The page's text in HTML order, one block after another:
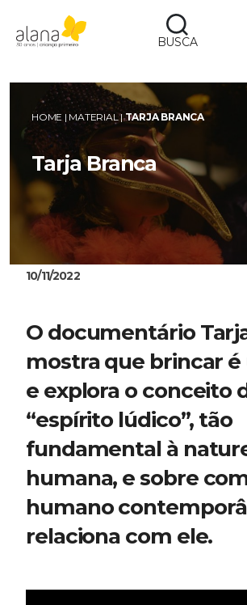
BUSCA
HOME | MATERIAL|TARJA BRANCA
Tarja Branca
10/11/2022
O documentário
mostra que brincar
e explora o conceito
“espírito lúdico”, tão
fundamental à
humana, e sobre
humano
relaciona com ele.